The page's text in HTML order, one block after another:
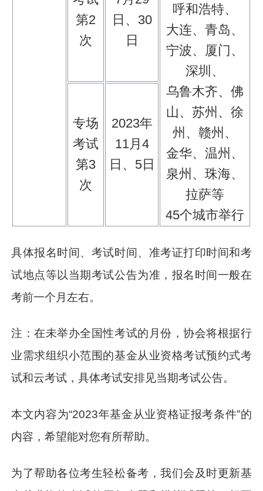
呼和浩特、
大连、青岛、
宁波、厦门、
深圳、
乌鲁木齐、佛
山、苏州、徐
州、赣州、
金华、温州、
泉州、珠海、
拉萨等
45个城市举行
第2
次
日、30
日
专场
考试
第3
次
2023年
11月4
日、5日
具体报名时间、考试时间、准考证打印时间和考
试地点等以当期考试公告为准，报名时间一般在
考前一个月左右。
注：在未举办全国性考试的月份，协会将根据行
业需求组织小范围的基金从业资格考试预约式考
试和云考试，具体考试安排见当期考试公告。
本文内容为“2023年基金从业资格证报考条件”的
内容，希望能对您有所帮助。
为了帮助各位考生轻松备考，我们会及时更新基